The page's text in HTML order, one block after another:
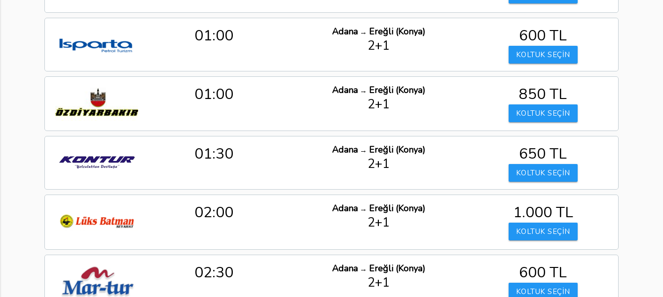
01:00 Adana→ Ereğli (Konya)
2+1 600 TL
KOLTUK SEÇİN
01:00 Adana→ Ereğli (Konya)
2+1 850 TL
KOLTUK SEÇİN
01:30 Adana→ Ereğli (Konya)
2+1 650 TL
KOLTUK SEÇİN
02:00 Adana→ Ereğli (Konya)
2+1 1.000 TL
KOLTUK SEÇİN
02:30 Adana→ Ereğli (Konya)
2+1 600 TL
KOLTUK SEÇİN